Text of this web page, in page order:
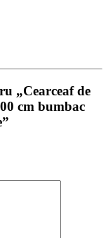
„Cearceaf de
cm bumbac